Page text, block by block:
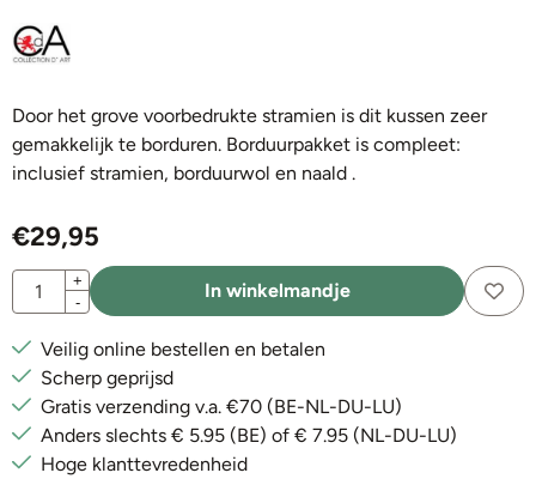
Door het grove voorbedrukte stramien is dit kussen zeer
gemakkelijk te borduren. Borduurpakket is compleet:
inclusief stramien, borduurwol en naald .
€29,95
Aantal
+
-
In winkelmandje
Veilig online bestellen en betalen
Scherp geprijsd
Gratis verzending v.a. €70 (BE-NL-DU-LU)
Anders slechts € 5.95 (BE) of € 7.95 (NL-DU-LU)
Hoge klanttevredenheid